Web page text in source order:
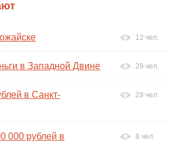
12 чел.
в Западной Двине 29 чел.
в Санкт-
29 чел.
000 рублей в
8 чел.